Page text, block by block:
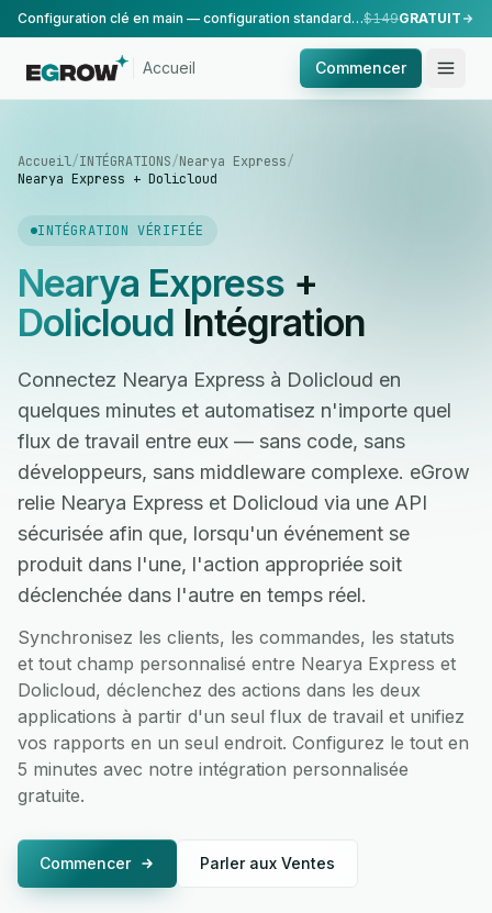
Configuration clé en main — configuration standard, réalisée par notre équipe.$149GRATUIT
Accueil Commencer
Accueil/INTÉGRATIONS/Nearya Express/
Nearya Express + Dolicloud
INTÉGRATION VÉRIFIÉE
Nearya Express+
Dolicloud Intégration
Connectez Nearya Express à Dolicloud en
quelques minutes et automatisez n'importe quel
flux de travail entre eux — sans code, sans
développeurs, sans middleware complexe. eGrow
relie Nearya Express et Dolicloud via une API
sécurisée afin que, lorsqu'un événement se
produit dans l'une, l'action appropriée soit
déclenchée dans l'autre en temps réel.
Synchronisez les clients, les commandes, les statuts
et tout champ personnalisé entre Nearya Express et
Dolicloud, déclenchez des actions dans les deux
applications à partir d'un seul flux de travail et unifiez
vos rapports en un seul endroit. Configurez le tout en
5 minutes avec notre intégration personnalisée
gratuite.
Commencer Parler aux Ventes